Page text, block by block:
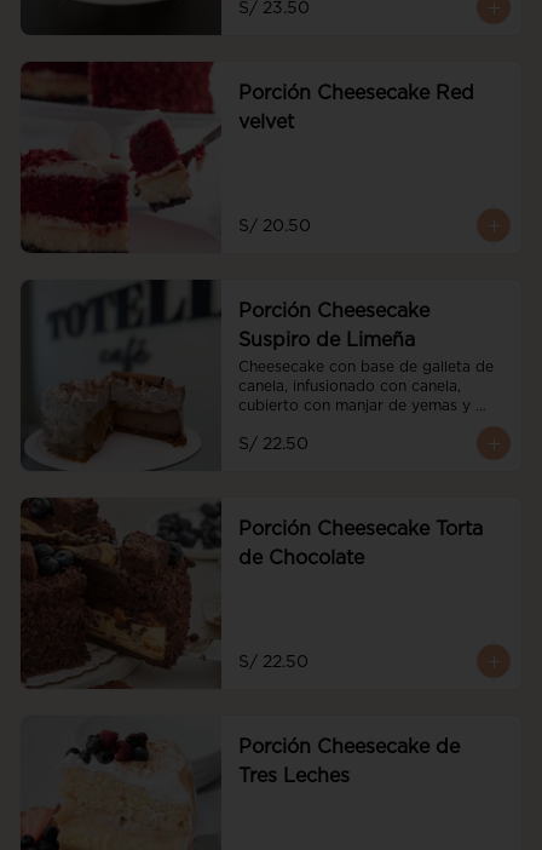
S/ 23.50
Porción Cheesecake Red
velvet
S/ 20.50
Porción Cheesecake
Suspiro de Limeña
Cheesecake con base de galleta de
canela, infusionado con canela,
cubierto con manjar de yemas y
S/ 22.50
Porción Cheesecake Torta
de Chocolate
S/ 22.50
Porción Cheesecake de
Tres Leches